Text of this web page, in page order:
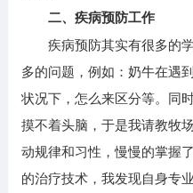
二、疾病预防工作
疾病预防其实有很多的学
多的问题，例如：奶牛在遇
状况下，怎么来区分等。同
摸不着头脑，于是我请教牧
动规律和习性，慢慢的掌握
的治疗技术，我发现自身专